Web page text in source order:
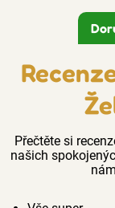
Přečtěte si
našich